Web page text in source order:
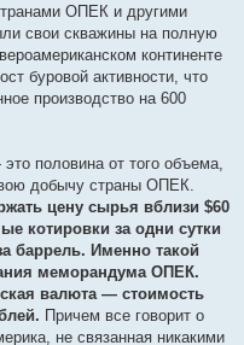
ОПЕК и другими
свои скважины на полную
континенте
буровой активности, что
производство на 600
половина от того объема,
добычу страны ОПЕК.
цену сырья вблизи $60
котировки за одни сутки
баррель. Именно такой
меморандума ОПЕК.
валюта — стоимость
Причем все говорит о
не связанная никакими